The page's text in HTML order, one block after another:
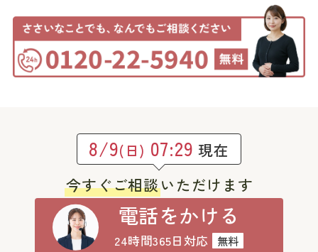
8/9(日) 07:29 現在
今すぐご相談いただけます
電話をかける
24時間365日対応 無料